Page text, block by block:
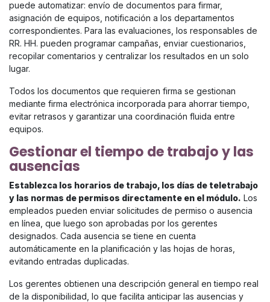
puede automatizar: envío de documentos para firmar,
asignación de equipos, notificación a los departamentos
correspondientes. Para las evaluaciones, los responsables de
RR. HH. pueden programar campañas, enviar cuestionarios,
recopilar comentarios y centralizar los resultados en un solo
lugar.
Todos los documentos que requieren firma se gestionan
mediante firma electrónica incorporada para ahorrar tiempo,
evitar retrasos y garantizar una coordinación fluida entre
equipos.
Gestionar el tiempo de trabajo y las
ausencias
Establezca los horarios de trabajo, los días de teletrabajo
y las normas de permisos directamente en el módulo. Los
empleados pueden enviar solicitudes de permiso o ausencia
en línea, que luego son aprobadas por los gerentes
designados. Cada ausencia se tiene en cuenta
automáticamente en la planificación y las hojas de horas,
evitando entradas duplicadas.
Los gerentes obtienen una descripción general en tiempo real
de la disponibilidad, lo que facilita anticipar las ausencias y